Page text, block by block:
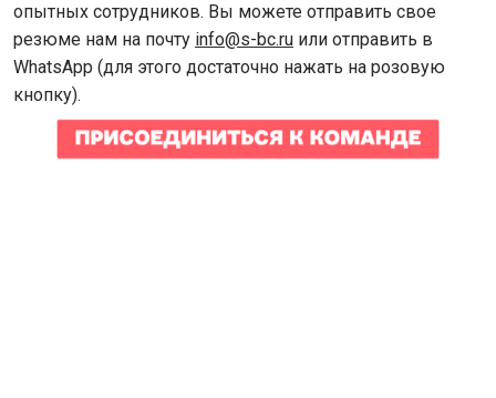
опытных сотрудников. Вы можете отправить свое
резюме нам на почту info@s-bc.ru или отправить в
WhatsApp (для этого достаточно нажать на розовую
кнопку).